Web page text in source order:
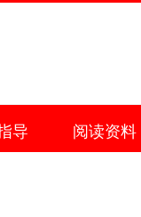
才引进
导 阅读资料